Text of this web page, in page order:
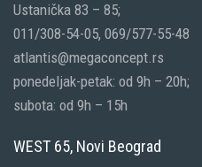
Ustanička 83 – 85;
011/308-54-05, 069/577-55-48
atlantis@megaconcept.rs
ponedeljak-petak: od 9h – 20h;
subota: od 9h – 15h
WEST 65, Novi Beograd